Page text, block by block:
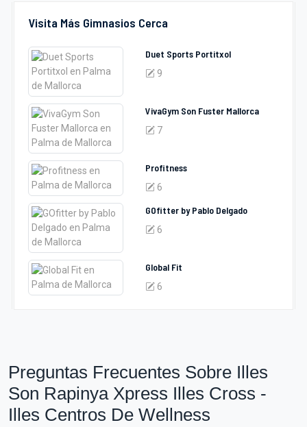
Visita Más Gimnasios Cerca
Duet Sports Portitxol
9
VivaGym Son Fuster Mallorca
7
Profitness
6
GOfitter by Pablo Delgado
6
Global Fit
6
Preguntas Frecuentes Sobre Illes
Son Rapinya Xpress Illes Cross -
Illes Centros De Wellness